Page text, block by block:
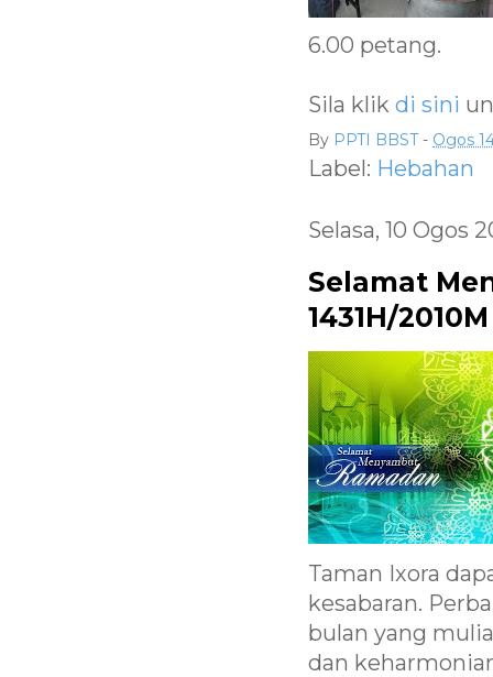
6.00 petang.
Sila klik di sini
By PPTI BBST - Ogos
Label: Hebahan
Selasa, 10 Ogos
Selamat
1431H/2010M
Taman Ixora
kesabaran.
bulan yang
dan